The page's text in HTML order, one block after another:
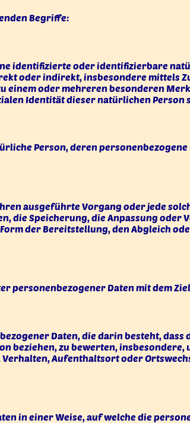
Begriffe:
identifizierte oder identifizierbare
oder indirekt, insbesondere mittels
einem oder mehreren besonderen
Identität dieser natürlichen Person
Person, deren
ausgeführte Vorgang oder jede
die Speicherung, die Anpassung
der Bereitstellung, den Abgleich
personenbezogener Daten mit dem
Daten, die darin besteht, dass
beziehen, zu bewerten,
Aufenthaltsort oder
in einer Weise, auf welche die